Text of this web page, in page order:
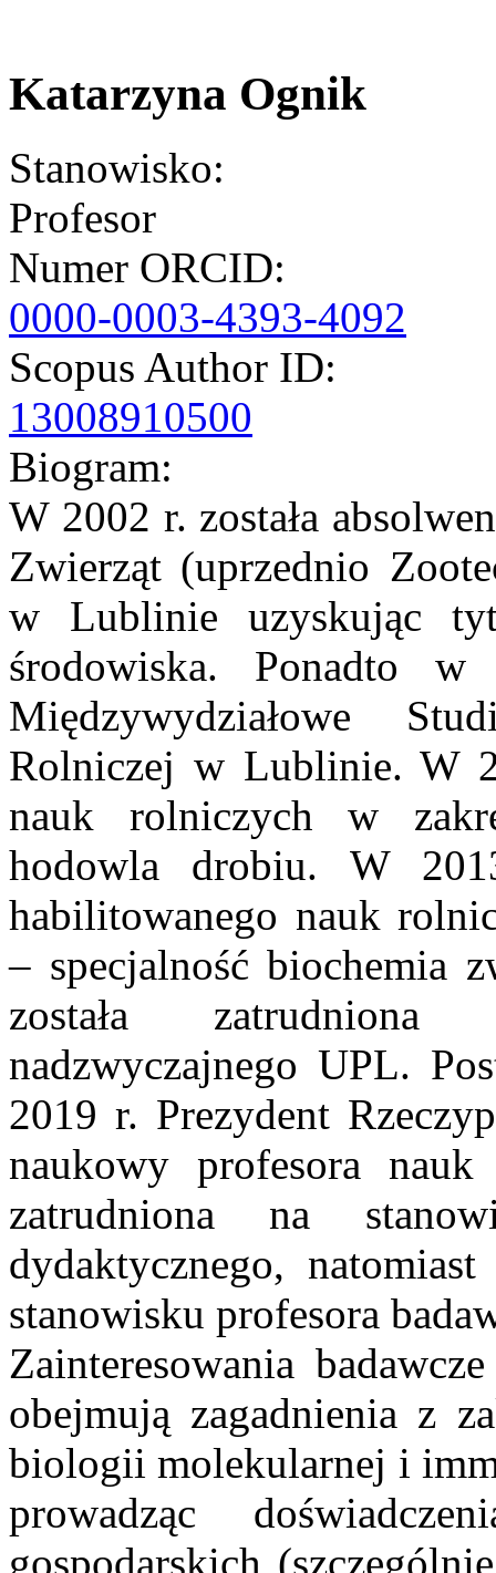
Katarzyna Ognik
Stanowisko:
Profesor
Numer ORCID:
0000-0003-4393-4092
Scopus Author ID:
13008910500
Biogram:
W 2002 r. została
Zwierząt (uprzednio
w Lublinie uzyskując
środowiska. Ponadto
Międzywydziałowe
Rolniczej w Lublinie. W
nauk rolniczych w
hodowla drobiu. W
habilitowanego nauk
– specjalność biochemia
została
nadzwyczajnego UPL.
2019 r. Prezydent
naukowy profesora
zatrudniona na
dydaktycznego,
stanowisku profesora
Zainteresowania
obejmują zagadnienia z
biologii molekularnej i
prowadząc
gospodarskich